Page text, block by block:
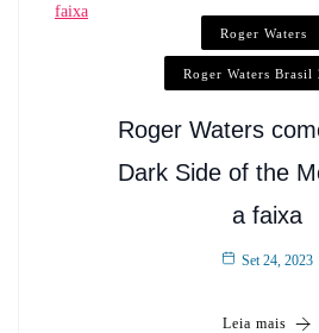
Roger Waters
Roger Waters Brasil
Roger Waters
Dark Side of the
a faixa
Set 24, 2023
Leia mais